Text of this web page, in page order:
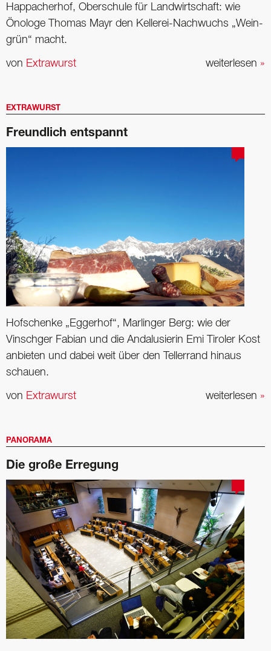
Happacherhof, Oberschule für Landwirtschaft: wie
Önologe Thomas Mayr den Kellerei-Nachwuchs „Wein-
grün“ macht.
weiterlesen »
von Extrawurst
EXTRAWURST
Freundlich entspannt
Hofschenke „Eggerhof“, Marlinger Berg: wie der
Vinschger Fabian und die Andalusierin Emi Tiroler Kost
anbieten und dabei weit über den Tellerrand hinaus
schauen.
weiterlesen »
von Extrawurst
PANORAMA
Die große Erregung